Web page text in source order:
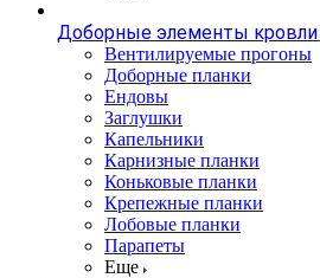
Доборные элементы кровли
Вентилируемые прогоны
Доборные планки
Ендовы
Заглушки
Капельники
Карнизные планки
Коньковые планки
Крепежные планки
Лобовые планки
Парапеты
Еще